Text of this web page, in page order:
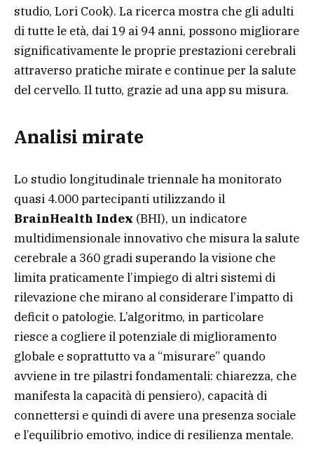
studio, Lori Cook). La ricerca mostra che gli adulti
di tutte le età, dai 19 ai 94 anni, possono migliorare
significativamente le proprie prestazioni cerebrali
attraverso pratiche mirate e continue per la salute
del cervello. Il tutto, grazie ad una app su misura.
Analisi mirate
Lo studio longitudinale triennale ha monitorato
quasi 4.000 partecipanti utilizzando il
BrainHealth Index (BHI), un indicatore
multidimensionale innovativo che misura la salute
cerebrale a 360 gradi superando la visione che
limita praticamente l’impiego di altri sistemi di
rilevazione che mirano al considerare l’impatto di
deficit o patologie. L’algoritmo, in particolare
riesce a cogliere il potenziale di miglioramento
globale e soprattutto va a “misurare” quando
avviene in tre pilastri fondamentali: chiarezza, che
manifesta la capacità di pensiero), capacità di
connettersi e quindi di avere una presenza sociale
e l’equilibrio emotivo, indice di resilienza mentale.